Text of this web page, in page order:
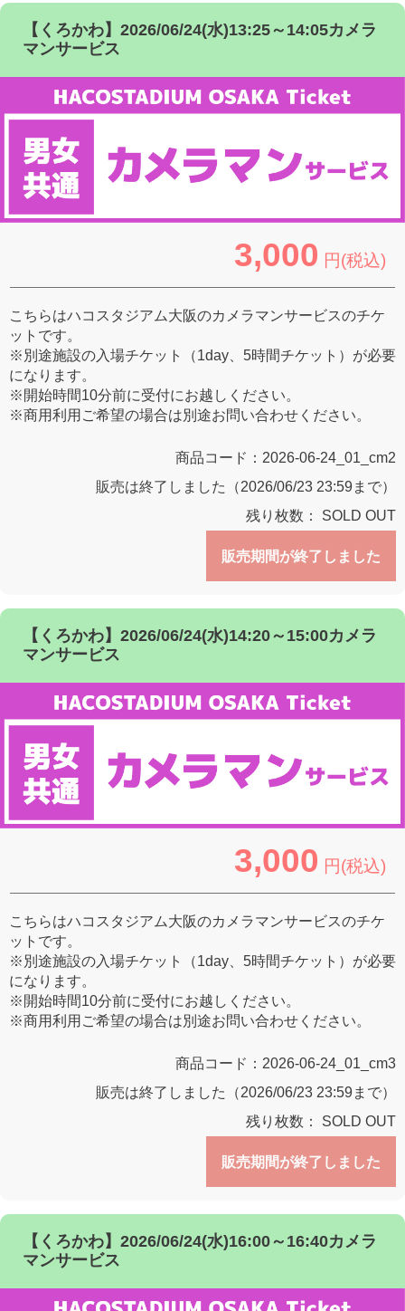
【くろかわ】2026/06/24(水)13:25～14:05カメラ
マンサービス
3,000 円(税込)
こちらはハコスタジアム大阪のカメラマンサービスのチケ
ットです。
※別途施設の入場チケット（1day、5時間チケット）が必要
になります。
※開始時間10分前に受付にお越しください。
※商用利用ご希望の場合は別途お問い合わせください。
商品コード： 2026-06-24_01_cm2
販売は終了しました（2026/06/23 23:59まで）
残り枚数： SOLD OUT
販売期間が終了しました
【くろかわ】2026/06/24(水)14:20～15:00カメラ
マンサービス
3,000 円(税込)
こちらはハコスタジアム大阪のカメラマンサービスのチケ
ットです。
※別途施設の入場チケット（1day、5時間チケット）が必要
になります。
※開始時間10分前に受付にお越しください。
※商用利用ご希望の場合は別途お問い合わせください。
商品コード： 2026-06-24_01_cm3
販売は終了しました（2026/06/23 23:59まで）
残り枚数： SOLD OUT
販売期間が終了しました
【くろかわ】2026/06/24(水)16:00～16:40カメラ
マンサービス